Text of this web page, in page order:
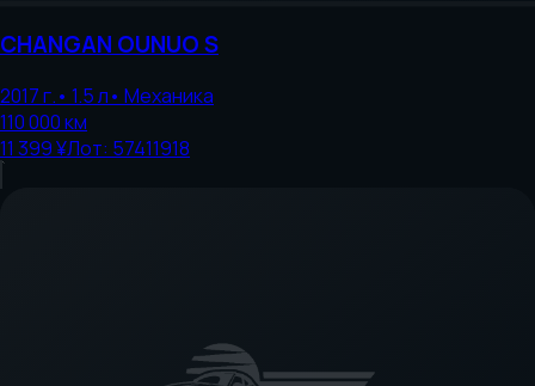
CHANGAN OUNUO S
2017г.• 1.5л• Механика
110 000км
11 399 ¥Лот: 57411918